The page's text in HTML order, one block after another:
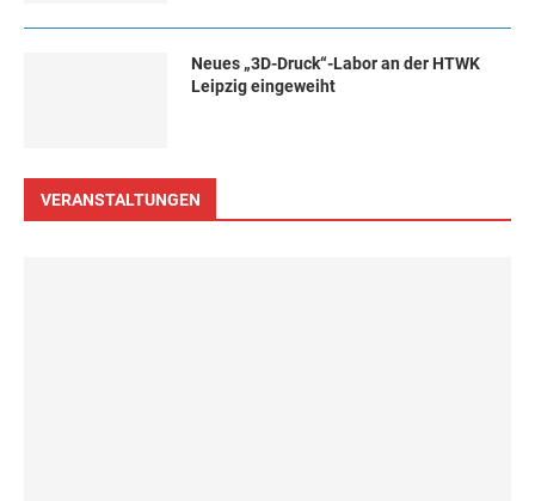
Neues „3D-Druck“-Labor an der HTWK
Leipzig eingeweiht
VERANSTALTUNGEN